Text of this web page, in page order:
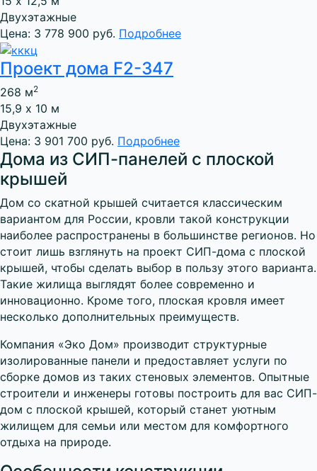
Двухэтажные
Цена: 3 778 900 руб. Подробнее
Проект дома F2-347
268 м2
15,9 х 10 м
Двухэтажные
Цена: 3 901 700 руб. Подробнее
Дома из СИП-панелей с плоской
крышей
Дом со скатной крышей считается классическим
вариантом для России, кровли такой конструкции
наиболее распространены в большинстве регионов. Но
стоит лишь взглянуть на проект СИП-дома с плоской
крышей, чтобы сделать выбор в пользу этого варианта.
Такие жилища выглядят более современно и
инновационно. Кроме того, плоская кровля имеет
несколько дополнительных преимуществ.
Компания «Эко Дом» производит структурные
изолированные панели и предоставляет услуги по
сборке домов из таких стеновых элементов. Опытные
строители и инженеры готовы построить для вас СИП-
дом с плоской крышей, который станет уютным
жилищем для семьи или местом для комфортного
отдыха на природе.